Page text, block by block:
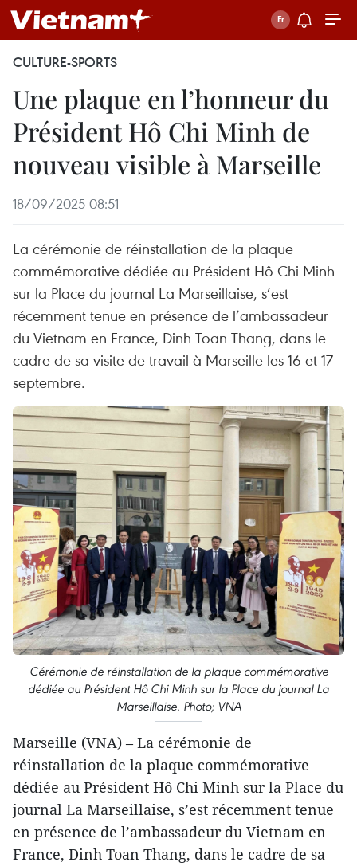
CULTURE-SPORTS
Une plaque en l’honneur du
Président Hô Chi Minh de
nouveau visible à Marseille
18/09/2025 08:51
La cérémonie de réinstallation de la plaque
commémorative dédiée au Président Hô Chi Minh
sur la Place du journal La Marseillaise, s’est
récemment tenue en présence de l’ambassadeur
du Vietnam en France, Dinh Toan Thang, dans le
cadre de sa visite de travail à Marseille les 16 et 17
septembre.
Cérémonie de réinstallation de la plaque commémorative
dédiée au Président Hô Chi Minh sur la Place du journal La
Marseillaise. Photo; VNA
Marseille (VNA) – La cérémonie de
réinstallation de la plaque commémorative
dédiée au Président Hô Chi Minh sur la Place du
journal La Marseillaise, s’est récemment tenue
en présence de l’ambassadeur du Vietnam en
France, Dinh Toan Thang, dans le cadre de sa